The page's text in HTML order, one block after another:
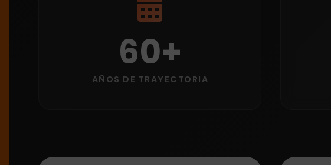
60+
AÑOS DE TRAYECTORIA